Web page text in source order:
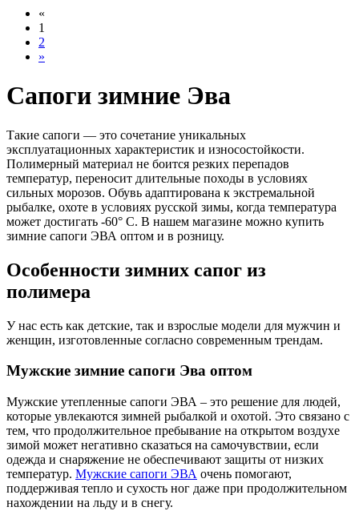
«
1
2
»
Сапоги зимние Эва
Такие сапоги — это сочетание уникальных
эксплуатационных характеристик и износостойкости.
Полимерный материал не боится резких перепадов
температур, переносит длительные походы в условиях
сильных морозов. Обувь адаптирована к экстремальной
рыбалке, охоте в условиях русской зимы, когда температура
может достигать -60° С. В нашем магазине можно купить
зимние сапоги ЭВА оптом и в розницу.
Особенности зимних сапог из
полимера
У нас есть как детские, так и взрослые модели для мужчин и
женщин, изготовленные согласно современным трендам.
Мужские зимние сапоги Эва оптом
Мужские утепленные сапоги ЭВА – это решение для людей,
которые увлекаются зимней рыбалкой и охотой. Это связано с
тем, что продолжительное пребывание на открытом воздухе
зимой может негативно сказаться на самочувствии, если
одежда и снаряжение не обеспечивают защиты от низких
температур. Мужские сапоги ЭВА очень помогают,
поддерживая тепло и сухость ног даже при продолжительном
нахождении на льду и в снегу.